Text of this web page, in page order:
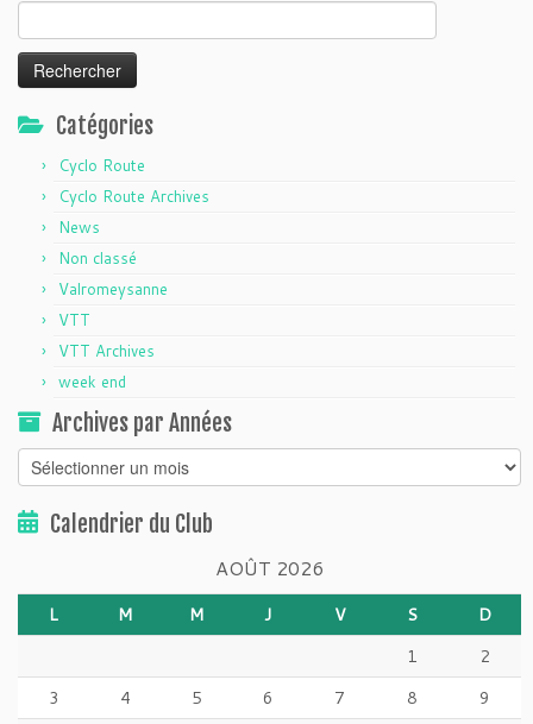
Catégories
Cyclo Route
Cyclo Route Archives
News
Non classé
Valromeysanne
VTT
VTT Archives
week end
Archives par Années
Archives
par
AnnéesCalendrier du Club
AOÛT 2026
L M M J V S
D
1
2
3
4 5 6 7 8
9